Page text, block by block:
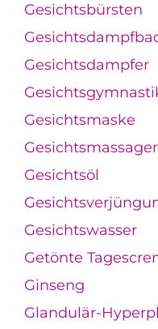
Gesichtsbürsten
Gesichtsdampfer
Gesichtsmaske
Gesichtsöl
Gesichtswasser
Getönte
Ginseng
Glandulär-